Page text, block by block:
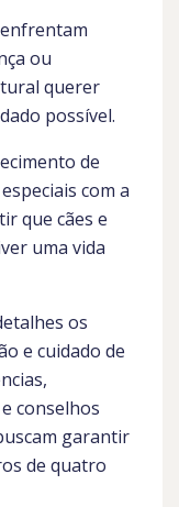
ou
querer
possível.
de
com a
que cães e
uma vida
os
e cuidado de
conselhos
garantir
de quatro